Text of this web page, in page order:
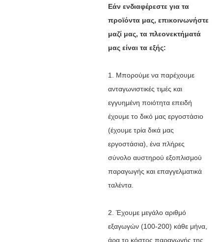
Εάν ενδιαφέρεστε για τα
προϊόντα μας, επικοινωνήστε
μαζί μας, τα πλεονεκτήματά
μας είναι τα εξής:
1. Μπορούμε να παρέχουμε
ανταγωνιστικές τιμές και
εγγυημένη ποιότητα επειδή
έχουμε το δικό μας εργοστάσιο
(έχουμε τρία δικά μας
εργοστάσια), ένα πλήρες
σύνολο αυστηρού εξοπλισμού
παραγωγής και επαγγελματικά
ταλέντα.
2. Έχουμε μεγάλο αριθμό
εξαγωγών (100-200) κάθε μήνα,
άρα το κόστος παραγωγής της